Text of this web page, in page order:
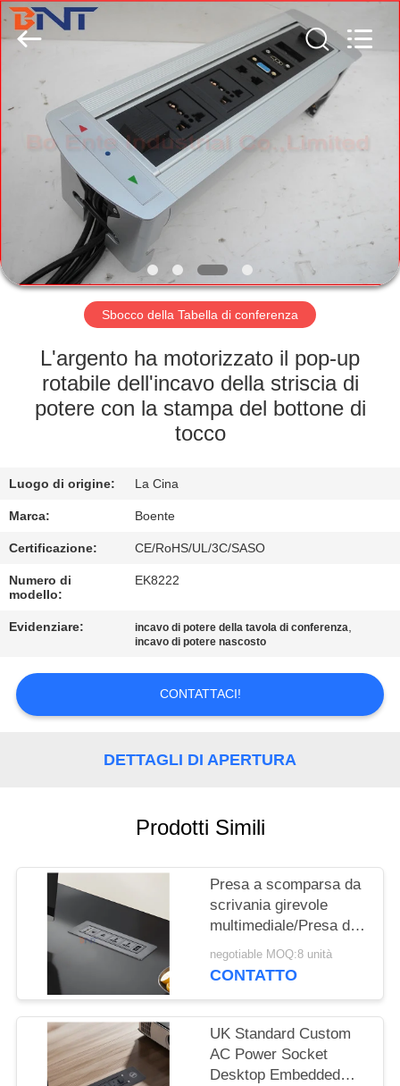
CASA
PRODOTTI
CIRCA
GIRO
FABBRICA
CONTROLLO
CONTATTICI
NOTIZIE
CASI
CONFERENCE
ROOM
SOLUTION
SITO
PRIVACY
POLICY
Ltd
(Bo
Ente
Industrial
Reserved.
Developed
Sbocco della Tabella di conferenza
L'argento ha motorizzato il pop-up
rotabile dell'incavo della striscia di
potere con la stampa del bottone di
tocco
Luogo di origine: La Cina
Marca: Boente
Certificazione: CE/RoHS/UL/3C/SASO
Numero di
modello:
EK8222
Evidenziare: incavo di potere della tavola di conferenza,
incavo di potere nascosto
CONTATTACI!
DETTAGLI DI APERTURA
Prodotti Simili
Presa a scomparsa da
scrivania girevole
multimediale/Presa di
corrente a scomparsa
da tavolo/Presa da
negotiable MOQ:8 unità
CONTATTO
UK Standard Custom
AC Power Socket
Desktop Embedded